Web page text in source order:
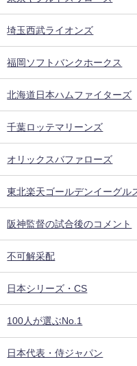
埼玉西武ライオンズ
福岡ソフトバンクホークス
北海道日本ハムファイターズ
千葉ロッテマリーンズ
オリックスバファローズ
東北楽天ゴールデンイーグル
阪神監督の試合後のコメント
不可解采配
日本シリーズ・CS
100人が選ぶNo.1
日本代表・侍ジャパン